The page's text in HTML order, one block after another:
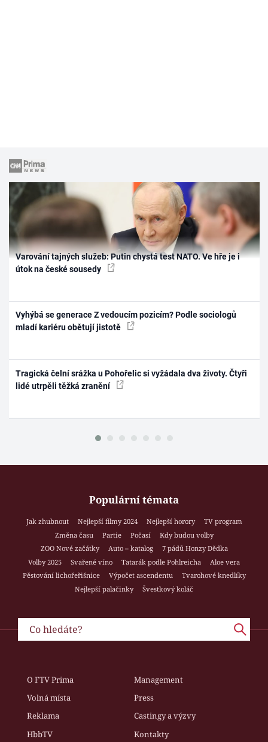
Varování tajných služeb: Putin chystá test NATO. Ve hře je i
útok na české sousedy
Vyhýbá se generace Z vedoucím pozicím? Podle sociologů
mladí kariéru obětují jistotě
Tragická čelní srážka u Pohořelic si vyžádala dva životy. Čtyři
lidé utrpěli těžká zranění
Populární témata
Jak zhubnout Nejlepší filmy 2024 Nejlepší horory
TV program
Změna času
Partie Počasí
Kdy budou volby
ZOO Nové začátky
Auto – katalog
7 pádů Honzy Dědka
Volby 2025
Svařené víno Tatarák podle Pohlreicha
Aloe vera
Pěstování lichořeřišnice
Výpočet ascendentu
Tvarohové knedlíky
Nejlepší palačinky
Švestkový koláč
O FTV Prima
Management
Volná místa
Press
Reklama
Castingy a výzvy
HbbTV
Kontakty